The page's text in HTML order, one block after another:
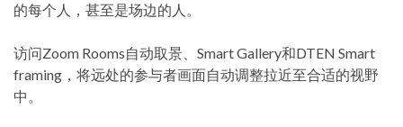
的每个人，甚至是场边的人。
访问Zoom Rooms自动取景、Smart Gallery和DTEN Smart
framing，将远处的参与者画面自动调整拉近至合适的视野
中。